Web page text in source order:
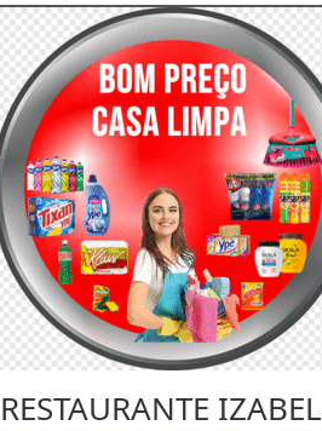
RESTAURANTE IZABEL